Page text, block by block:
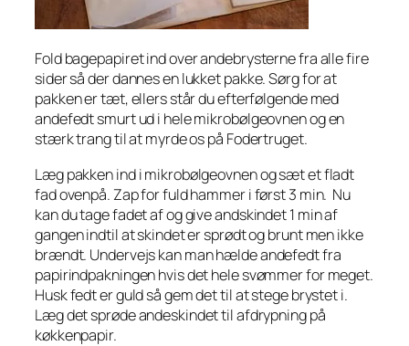
Fold bagepapiret ind over andebrysterne fra alle fire
sider så der dannes en lukket pakke. Sørg for at
pakken er tæt, ellers står du efterfølgende med
andefedt smurt ud i hele mikrobølgeovnen og en
stærk trang til at myrde os på Fodertruget.
Læg pakken ind i mikrobølgeovnen og sæt et fladt
fad ovenpå. Zap for fuld hammer i først 3 min. Nu
kan du tage fadet af og give andskindet 1 min af
gangen indtil at skindet er sprødt og brunt men ikke
brændt. Undervejs kan man hælde andefedt fra
papirindpakningen hvis det hele svømmer for meget.
Husk fedt er guld så gem det til at stege brystet i.
Læg det sprøde andeskindet til afdrypning på
køkkenpapir.